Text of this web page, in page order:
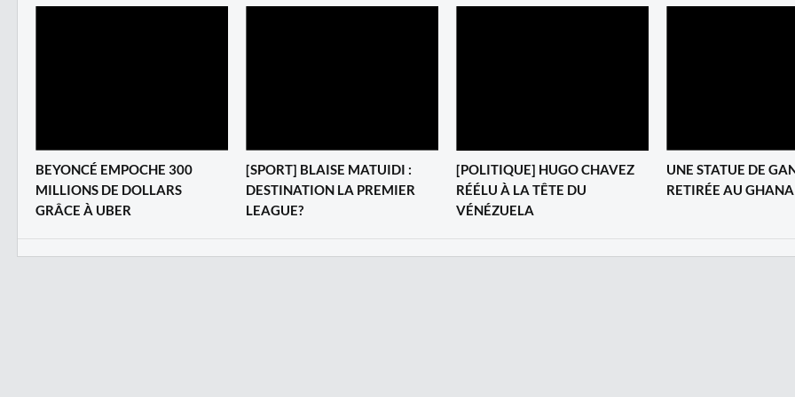
BEYONCÉ EMPOCHE 300
MILLIONS DE DOLLARS
GRÂCE À UBER
[SPORT] BLAISE MATUIDI :
DESTINATION LA PREMIER
LEAGUE?
[POLITIQUE] HUGO CHAVEZ
RÉÉLU À LA TÊTE DU
VÉNÉZUELA
UNE STATUE DE
RETIRÉE AU GHANA